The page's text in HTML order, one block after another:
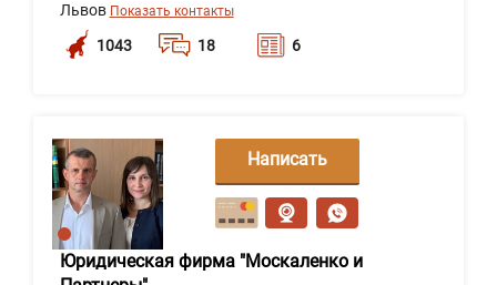
Львов Показать контакты
1043 18 6
Юридическая фирма "Москаленко и
Написать
сообщение